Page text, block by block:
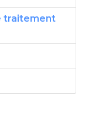
traitement